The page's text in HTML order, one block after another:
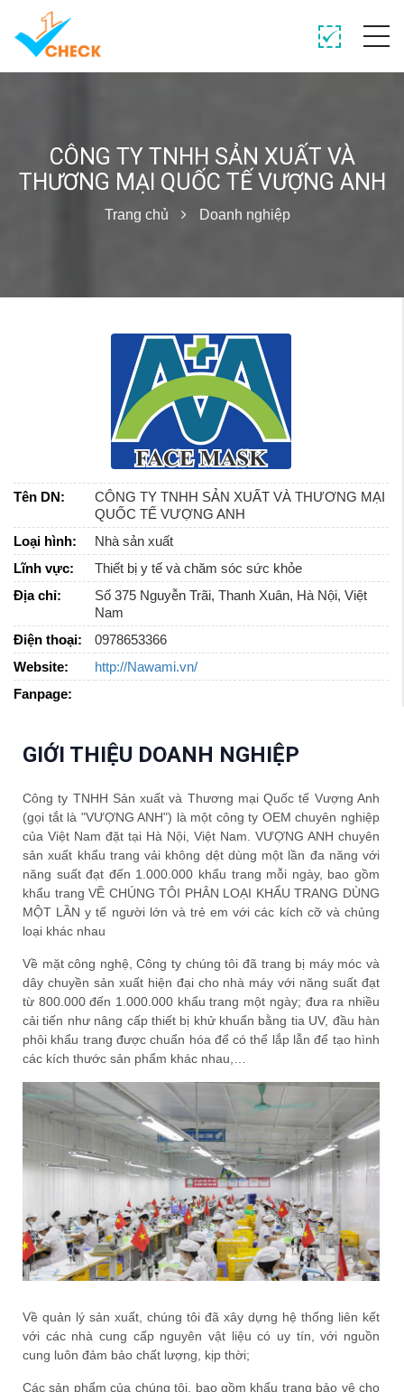
CÔNG TY TNHH SẢN XUẤT VÀ
THƯƠNG MẠI QUỐC TẾ VƯỢNG ANH
Trang chủ Doanh nghiệp
Tên DN:
CÔNG TY TNHH SẢN XUẤT VÀ THƯƠNG MẠI
QUỐC TẾ VƯỢNG ANH
Loại hình:
Nhà sản xuất
Lĩnh vực:
Thiết bị y tế và chăm sóc sức khỏe
Địa chỉ:
Số 375 Nguyễn Trãi, Thanh Xuân, Hà Nội, Việt
Nam
Điện thoại:
0978653366
Website:
http://Nawami.vn/
Fanpage:
GIỚI THIỆU DOANH NGHIỆP
Công ty TNHH Sản xuất và Thương mại Quốc tế Vượng Anh
(gọi tắt là "VƯỢNG ANH") là một công ty OEM chuyên nghiệp
của Việt Nam đặt tại Hà Nội, Việt Nam. VƯỢNG ANH chuyên
sản xuất khẩu trang vải không dệt dùng một lần đa năng với
năng suất đạt đến 1.000.000 khẩu trang mỗi ngày, bao gồm
khẩu trang VỀ CHÚNG TÔI PHÂN LOẠI KHẨU TRANG DÙNG
MỘT LẦN y tế người lớn và trẻ em với các kích cỡ và chủng
loại khác nhau
Về mặt công nghệ, Công ty chúng tôi đã trang bị máy móc và
dây chuyền sản xuất hiện đại cho nhà máy với năng suất đạt
từ 800.000 đến 1.000.000 khẩu trang một ngày; đưa ra nhiều
cải tiến như nâng cấp thiết bị khử khuẩn bằng tia UV, đầu hàn
phôi khẩu trang được chuẩn hóa để có thể lắp lẫn để tạo hình
các kích thước sản phẩm khác nhau,…
Về quản lý sản xuất, chúng tôi đã xây dựng hệ thống liên kết
với các nhà cung cấp nguyên vật liệu có uy tín, với nguồn
cung luôn đảm bảo chất lượng, kịp thời;
Các sản phẩm của chúng tôi, bao gồm khẩu trang bảo vệ cho